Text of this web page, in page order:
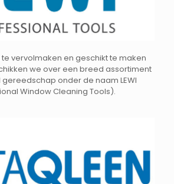
vervolmaken en geschikt te maken
we over een breed assortiment
onder de naam LEWI
Window Cleaning Tools).